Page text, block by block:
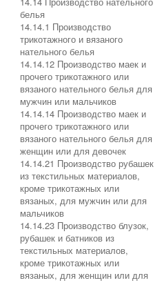
белья
14.14.1 Производство
трикотажного и вязаного
нательного белья
14.14.12 Производство маек и
прочего трикотажного или
вязаного нательного белья для
мужчин или мальчиков
14.14.14 Производство маек и
прочего трикотажного или
вязаного нательного белья для
женщин или для девочек
14.14.21 Производство рубашек
из текстильных материалов,
кроме трикотажных или
вязаных, для мужчин или для
мальчиков
14.14.23 Производство блузок,
рубашек и батников из
текстильных материалов,
кроме трикотажных или
вязаных, для женщин или для